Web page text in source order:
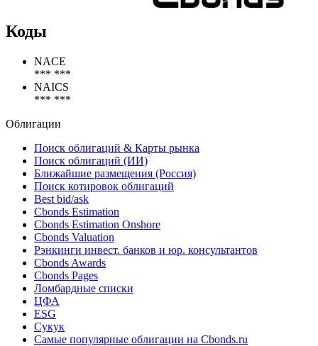
Коды
NACE
*** ***
NAICS
*** ***
Облигации
Поиск облигаций & Карты рынка
Поиск облигаций (ИИ)
Ближайшие размещения (Россия)
Поиск котировок облигаций
Best bid/ask
Cbonds Estimation
Cbonds Estimation Onshore
Cbonds Valuation
Рэнкинги инвест. банков и юр. консультантов
Cbonds Awards
Cbonds Pages
Ломбардные списки
ЦФА
ESG
Сукук
Самые популярные облигации на Cbonds.ru